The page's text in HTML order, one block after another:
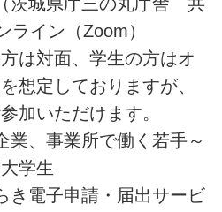
ライン（Zoom）
は対面、学生の方はオ
想定しておりますが、
加いただけます。
事業所で働く若手～
学生
電子申請・届出サービ